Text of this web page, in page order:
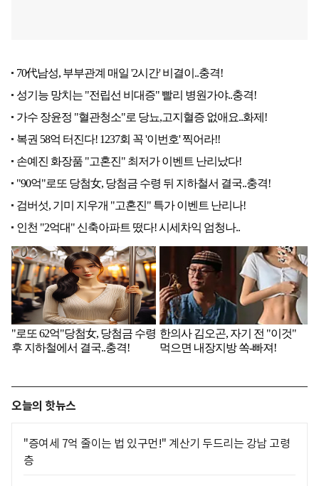
오늘의 핫뉴스
"증여세 7억 줄이는 법 있구먼!" 계산기 두드리는 강남 고령
층